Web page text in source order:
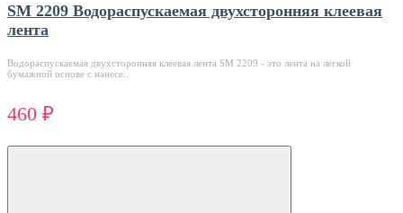
SM 2209 Водораспускаемая двухсторонняя клеевая
лента
Водораспускаемая двухсторонняя клеевая лента SM 2209 - это лента на легкой
бумажной основе с нанесе..
460 ₽